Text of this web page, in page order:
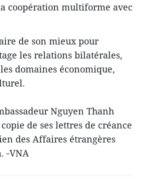
coopération multiforme avec
de son mieux pour
les relations bilatérales,
domaines économique,
Nguyen Thanh
de ses lettres de créance
des Affaires étrangères
-VNA